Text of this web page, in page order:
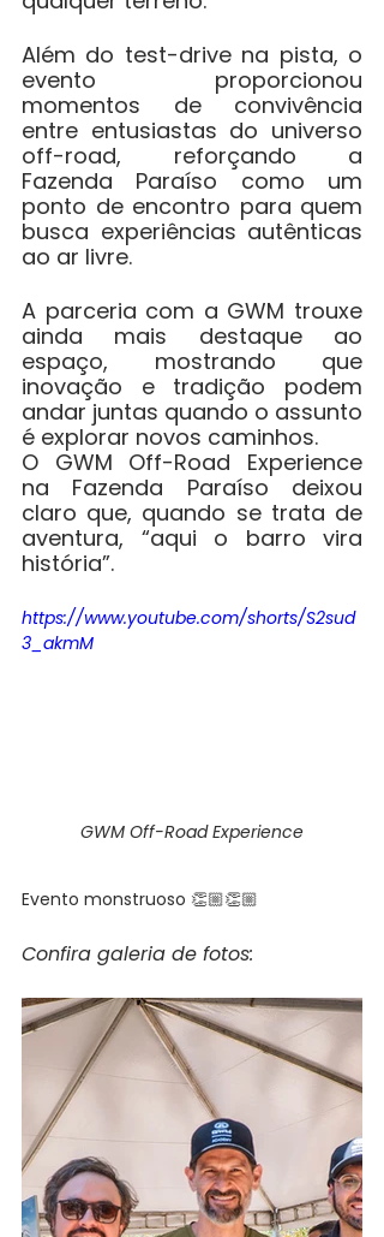
Além do test-drive na pista, o
evento proporcionou
momentos de convivência
entre entusiastas do universo
off-road, reforçando a
Fazenda Paraíso como um
ponto de encontro para quem
busca experiências autênticas
ao ar livre.
A parceria com a GWM trouxe
ainda mais destaque ao
espaço, mostrando que
inovação e tradição podem
andar juntas quando o assunto
é explorar novos caminhos.
O GWM Off-Road Experience
na Fazenda Paraíso deixou
claro que, quando se trata de
aventura, “aqui o barro vira
história”.
https://www.youtube.com/shorts/S2sud
3_akmM
GWM Off-Road Experience
Evento monstruoso 👏🏼👏🏼
Confira galeria de fotos: